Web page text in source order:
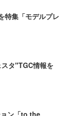
特集「モデルプレ
タ"TGC情報を
ン「to the